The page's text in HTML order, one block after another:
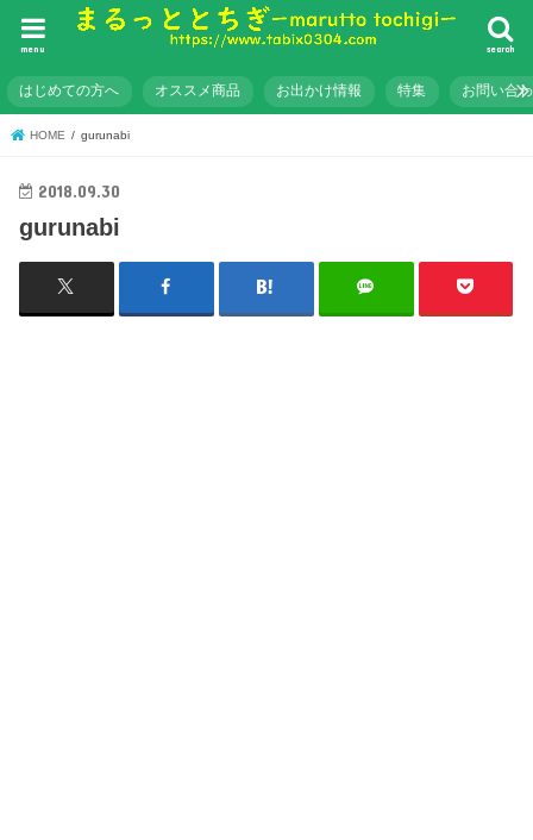
search
menu
はじめての方へ オススメ商品 お出かけ情報 特集 お問い合
HOME gurunabi
2018.09.30
gurunabi